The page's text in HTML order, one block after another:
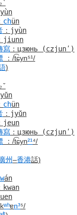
ˋ
chün
： jyùn
jiunn
寫 ： цзюнь
(czjunʹ)
： /t͡ɕyn⁵¹/
)
ˇ
chün
： jyǔn
jeun
寫 ： цзюнь
(czjunʹ)
： /t͡ɕyn²¹⁴/
廣州–香港話)
án
kwan
ʷʰɐn³⁵/